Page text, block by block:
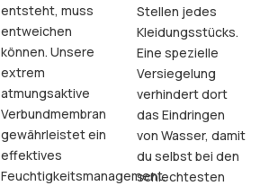
entsteht, muss
entweichen
können. Unsere
extrem
atmungsaktive
Verbundmembran
gewährleistet ein
effektives
Feuchtigkeitsmanagement.
Stellen jedes
Kleidungsstücks.
Eine spezielle
Versiegelung
verhindert dort
das Eindringen
von Wasser, damit
du selbst bei den
schlechtesten